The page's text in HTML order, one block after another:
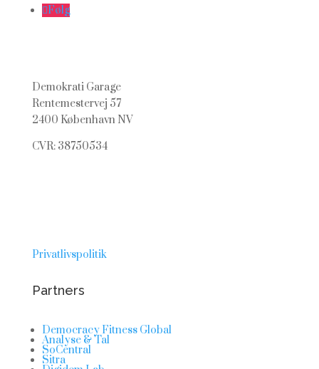
Følg
Demokrati Garage
Rentemestervej 57
2400 København NV
CVR: 38750534
Privatlivspolitik
Partners
Democracy Fitness Global
Analyse & Tal
SoCentral
Sitra